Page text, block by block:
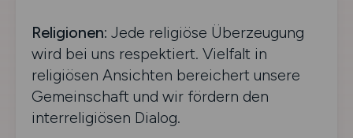
Religionen: Jede religiöse Überzeugung
wird bei uns respektiert. Vielfalt in
religiösen Ansichten bereichert unsere
Gemeinschaft und wir fördern den
interreligiösen Dialog.